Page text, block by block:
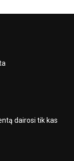
dairosi tik kas